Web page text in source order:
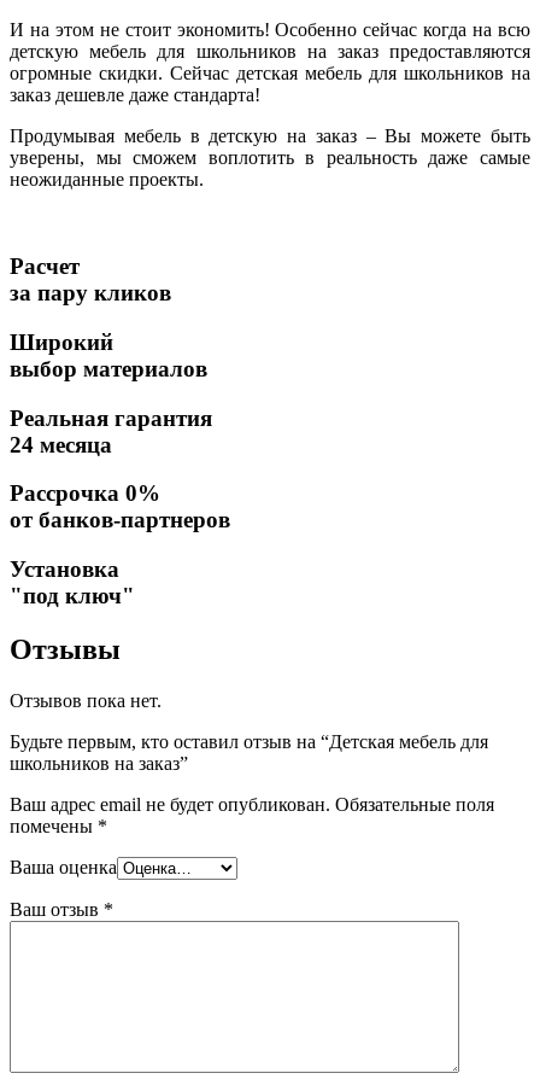
И на этом не стоит экономить! Особенно сейчас когда на всю
детскую мебель для школьников на заказ предоставляются
огромные скидки. Сейчас детская мебель для школьников на
заказ дешевле даже стандарта!
Продумывая мебель в детскую на заказ – Вы можете быть
уверены, мы сможем воплотить в реальность даже самые
неожиданные проекты.
Расчет
за пару кликов
Широкий
выбор материалов
Реальная гарантия
24 месяца
Рассрочка 0%
от банков-партнеров
Установка
"под ключ"
Отзывы
Отзывов пока нет.
Будьте первым, кто оставил отзыв на “Детская мебель для
школьников на заказ”
Ваш адрес email не будет опубликован. Обязательные поля
помечены *
Ваша оценка
Ваш отзыв *